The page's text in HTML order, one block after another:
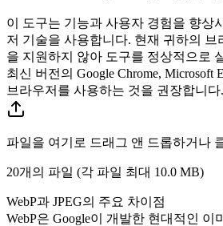
이 도구는 기능과 사용자 경험을 향상
저 기술을 사용합니다. 현재 귀하의 브
을 지원하지 않아 도구를 정상적으로
최신 버전의 Google Chrome, Microsoft
브라우저를 사용하는 것을 권장합니다.
파일을 여기로 드래그 앤 드롭하거나
20개의 파일 (각 파일 최대 10.0 MB)
WebP과 JPEG의 주요 차이점
WebP은 Google이 개발한 현대적인 이